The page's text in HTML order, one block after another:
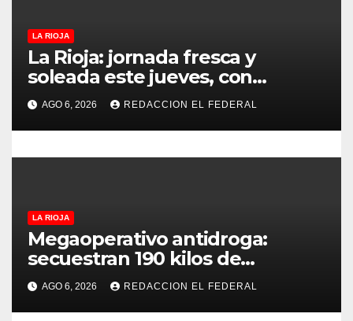
n
t
r
a
s
LA RIOJA
La Rioja: jornada fresca y
soleada este jueves, con
temperaturas estables para el
viernes
AGO 6, 2026 REDACCION EL FEDERAL
LA RIOJA
Megaoperativo antidroga:
secuestran 190 kilos de
marihuana que tenían como
destino La Rioja y Catamarca
AGO 6, 2026 REDACCION EL FEDERAL